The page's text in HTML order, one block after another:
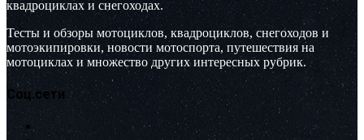
квадроциклах и снегоходах.
Тесты и обзоры мотоциклов, квадроциклов, снегоходов и
мотоэкипировки, новости мотоспорта, путешествия на
мотоциклах и множество других интересных рубрик.
Соц.сети